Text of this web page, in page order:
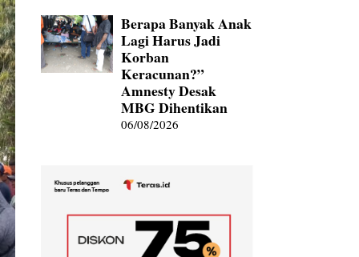
Berapa Banyak Anak
Lagi Harus Jadi
Korban
Keracunan?”
Amnesty Desak
MBG Dihentikan
06/08/2026